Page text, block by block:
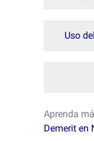
Uso
Aprenda
Demerit en